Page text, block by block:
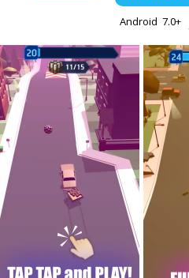
Android 7.0+